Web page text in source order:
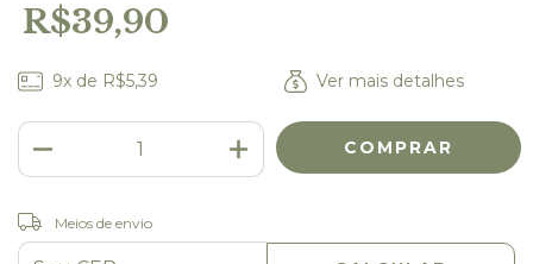
R$39,90
9x de R$5,39 Ver mais detalhes
Entregas para o CEP:
Meios de envio